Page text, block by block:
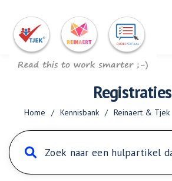
Registraties
Home / Kennisbank / Reinaert & Tjek